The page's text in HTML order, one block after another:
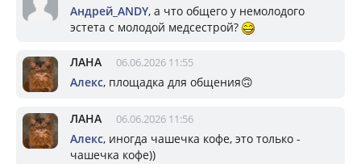
Андрей_ANDY, а что общего у немолодого
эстета с молодой медсестрой?
ЛАНА 06.06.2026 11:55
Алекс, площадка для общения🙃
ЛАНА 06.06.2026 11:56
Алекс, иногда чашечка кофе, это только -
чашечка кофе))